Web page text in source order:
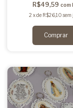
R$49,59 com
2 xde R$26,10 sem